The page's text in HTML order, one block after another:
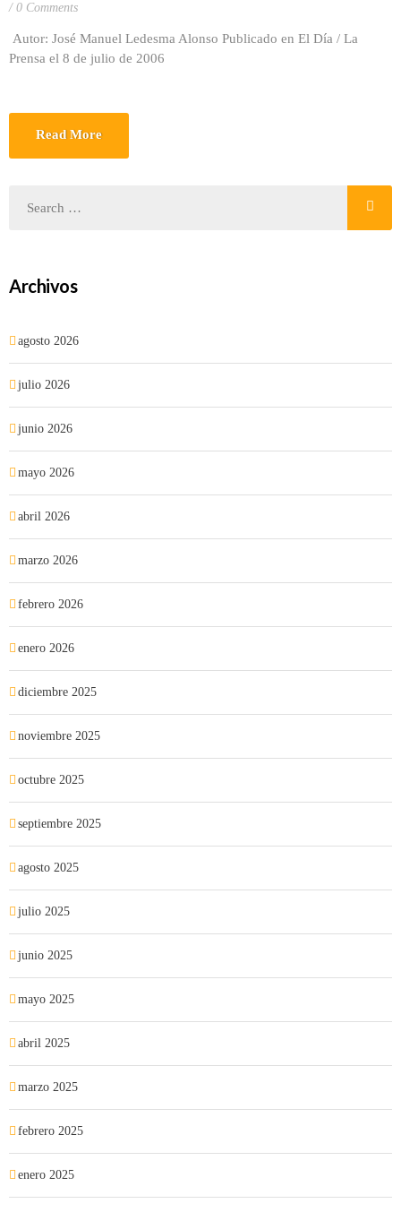
0 Comments
Autor: José Manuel Ledesma Alonso Publicado en El Día / La
Prensa el 8 de julio de 2006
Read More
Archivos
agosto 2026
julio 2026
junio 2026
mayo 2026
abril 2026
marzo 2026
febrero 2026
enero 2026
diciembre 2025
noviembre 2025
octubre 2025
septiembre 2025
agosto 2025
julio 2025
junio 2025
mayo 2025
abril 2025
marzo 2025
febrero 2025
enero 2025